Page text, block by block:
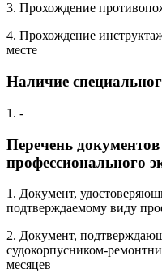
3. Прохождение
4. Прохождение
месте
Наличие
1. -
Перечень
профессионального
1. Документ,
подтверждаемому виду
2. Документ,
судокорпусником-
месяцев